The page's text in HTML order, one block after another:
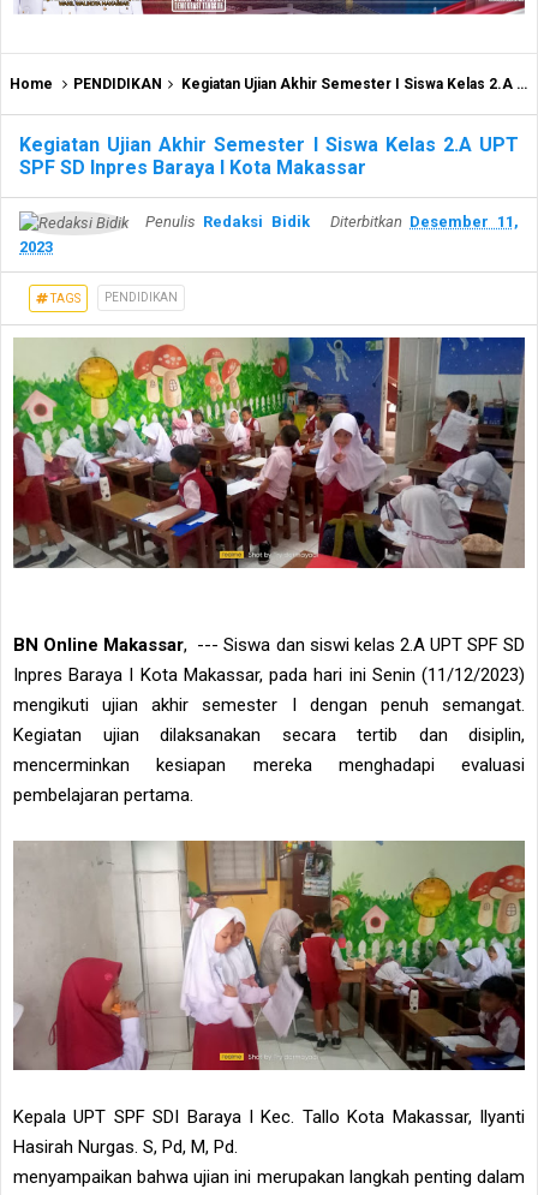
Home PENDIDIKAN Kegiatan Ujian Akhir Semester I Siswa Kelas 2.A UPT SPF SD Inpres Baraya I Kota Makassar
Kegiatan Ujian Akhir Semester I Siswa Kelas 2.A UPT
SPF SD Inpres Baraya I Kota Makassar
Penulis Redaksi Bidik Diterbitkan Desember 11,
2023
TAGS PENDIDIKAN
BN Online Makassar, --- Siswa dan siswi kelas 2.A UPT SPF SD
Inpres Baraya I Kota Makassar, pada hari ini Senin (11/12/2023)
mengikuti ujian akhir semester I dengan penuh semangat.
Kegiatan ujian dilaksanakan secara tertib dan disiplin,
mencerminkan kesiapan mereka menghadapi evaluasi
pembelajaran pertama.
Kepala UPT SPF SDI Baraya I Kec. Tallo Kota Makassar, Ilyanti
Hasirah Nurgas. S, Pd, M, Pd.
menyampaikan bahwa ujian ini merupakan langkah penting dalam